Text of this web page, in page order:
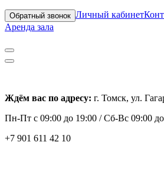
Обратный звонок Личный кабинет
Аренда зала
Ждём вас по адресу: г. Томск, ул.
Пн-Пт с 09:00 до 19:00 /Сб-Вс 09:00
+7 901 611 42 10